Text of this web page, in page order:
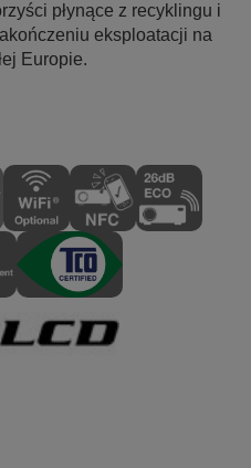
płynące z recyklingu i
eksploatacji na
Europie.